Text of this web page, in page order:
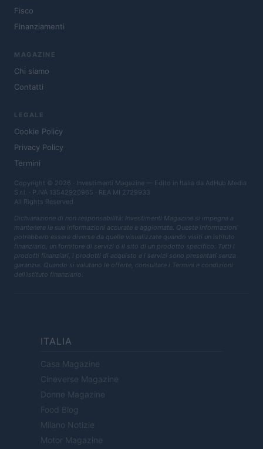
Fisco
Finanziamenti
MAGAZINE
Chi siamo
Contatti
LEGALE
Cookie Policy
Privacy Policy
Termini
Copyright © 2026 · Investimenti Magazine — Edito in Italia da AdHub Media
S.r.l. · P.IVA 13542920965 · REA MI 2729933
All Rights Reserved
Dichiarazione di non responsabilità: Investimenti Magazine si impegna a
mantenere le sue informazioni accurate e aggiornate. Queste informazioni
potrebbero essere diverse da quelle visualizzate quando visiti un istituto
finanziario, un fornitore di servizi o il sito di un prodotto specifico. Tutti i
prodotti finanziari, i prodotti di acquisto e i servizi sono presentati senza
garanzia. Quando si valutano le offerte, consultare i Termini e condizioni
dell'istituto finanziario.
ITALIA
Casa Magazine
Cineverse Magazine
Donne Magazine
Food Blog
Milano Notizie
Motor Magazine